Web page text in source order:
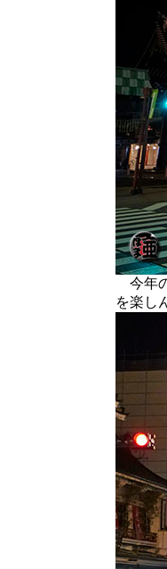
今年
を楽し